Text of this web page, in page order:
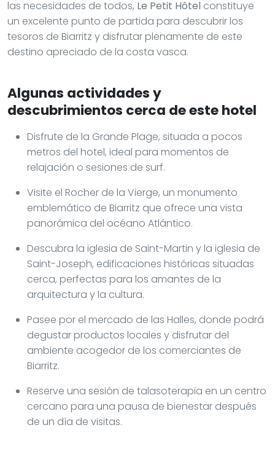
las necesidades de todos, Le Petit Hôtel constituye
un excelente punto de partida para descubrir los
tesoros de Biarritz y disfrutar plenamente de este
destino apreciado de la costa vasca.
Algunas actividades y
descubrimientos cerca de este hotel
Disfrute de la Grande Plage, situada a pocos
metros del hotel, ideal para momentos de
relajación o sesiones de surf.
Visite el Rocher de la Vierge, un monumento
emblemático de Biarritz que ofrece una vista
panorámica del océano Atlántico.
Descubra la iglesia de Saint-Martin y la iglesia de
Saint-Joseph, edificaciones históricas situadas
cerca, perfectas para los amantes de la
arquitectura y la cultura.
Pasee por el mercado de las Halles, donde podrá
degustar productos locales y disfrutar del
ambiente acogedor de los comerciantes de
Biarritz.
Reserve una sesión de talasoterapia en un centro
cercano para una pausa de bienestar después
de un día de visitas.